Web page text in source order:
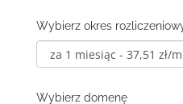
Wybierz okres
Wybierz domenę